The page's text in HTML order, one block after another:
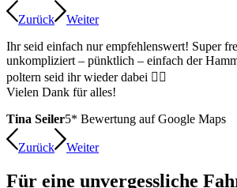
Zurück
Weiter
Ihr seid einfach nur empfehlenswert! Super
unkompliziert – pünktlich – einfach der
poltern seid ihr wieder dabei 👍🏻
Vielen Dank für alles!
Tina Seiler5* Bewertung auf Google Maps
Zurück Weiter
Für eine unvergessliche